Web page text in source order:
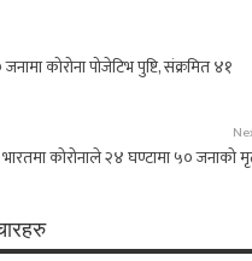
कोरोना पोजेटिभ पुष्टि, संक्रमित ४१
भारतमा कोरोनाले २४ घण्टामा ५० जनाको